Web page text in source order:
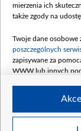
mierzenia ich
także zgody na
Twoje dane osobowe
poszczególnych
zapisywane za
WWW lub innych
Twoje dane osobowe